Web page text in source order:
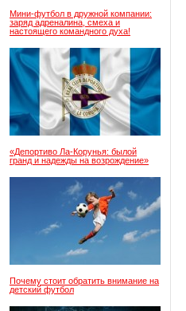
Мини-футбол в дружной компании:
заряд адреналина, смеха и
настоящего командного духа!
«Депортиво Ла-Корунья: былой
гранд и надежды на возрождение»
Почему стоит обратить внимание на
детский футбол